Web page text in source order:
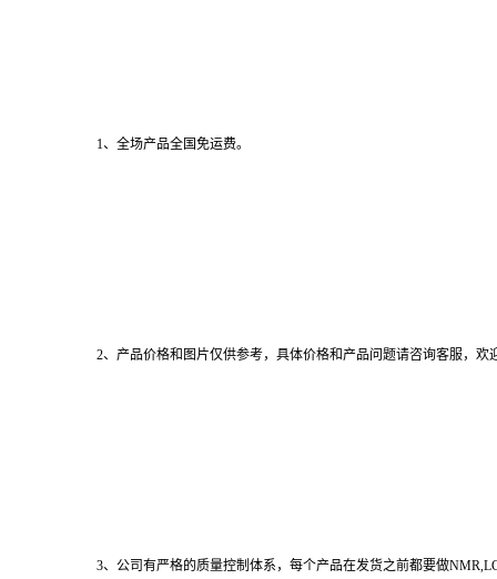
1、全场产品全国免运费。
2、产品价格和图片仅供参考，具体价格和产品问题请咨询客服，欢
3、公司有严格的质量控制体系，每个产品在发货之前都要做